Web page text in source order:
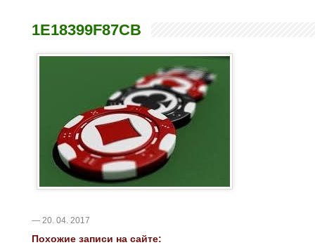
1E18399F87CB
— 20. 04. 2017
Похожие записи на сайте: